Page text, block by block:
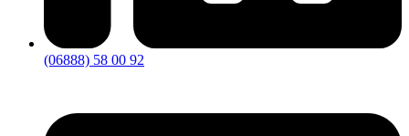
(06888) 58 00 92